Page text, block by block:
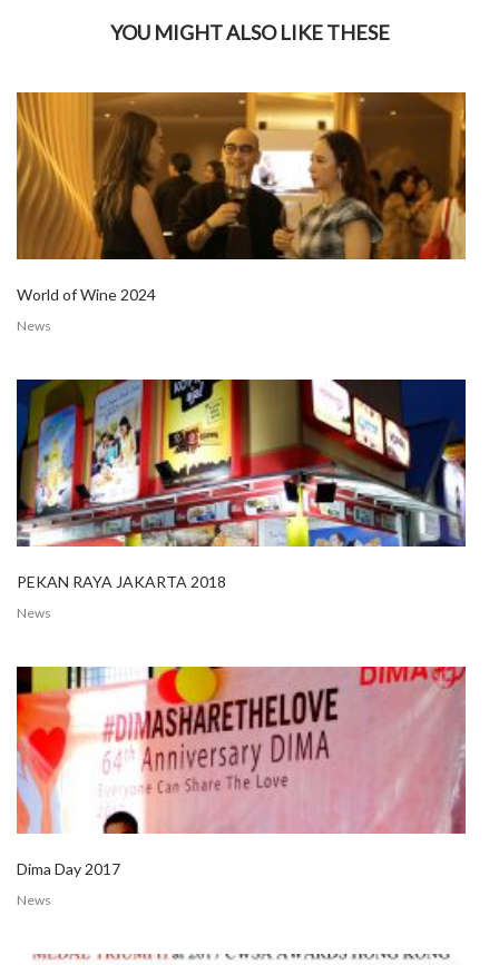
YOU MIGHT ALSO LIKE THESE
World of Wine 2024
News
PEKAN RAYA JAKARTA 2018
News
Dima Day 2017
News